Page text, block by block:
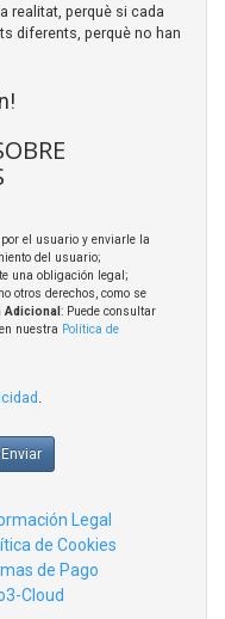
realitat, perquè si cada
diferents, perquè no han
el usuario y enviarle la
del usuario;
una obligación legal;
otros derechos, como se
Adicional : Puede consultar
nuestra Política de
Enviar
Legal
de Cookies
de Pago
Cloud